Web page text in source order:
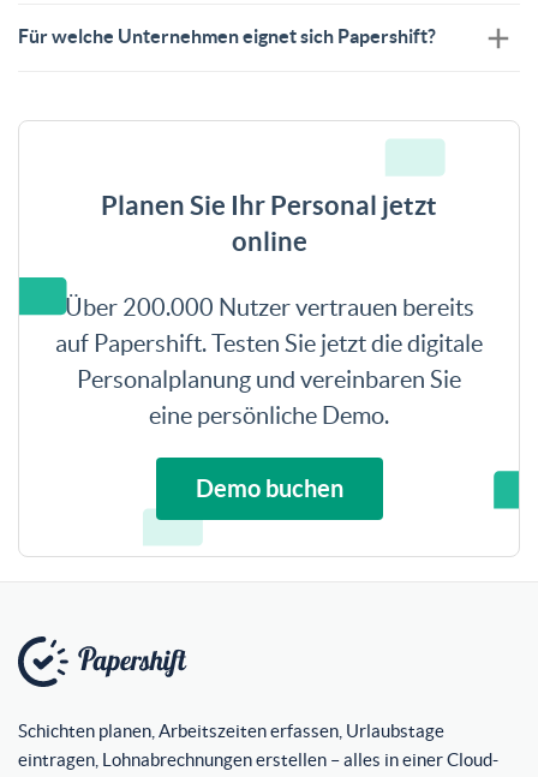
Für welche Unternehmen eignet sich Papershift?
Planen Sie Ihr Personal jetzt
online
Über 200.000 Nutzer vertrauen bereits
auf Papershift. Testen Sie jetzt die digitale
Personalplanung und vereinbaren Sie
eine persönliche Demo.
Demo buchen
Schichten planen, Arbeitszeiten erfassen, Urlaubstage
eintragen, Lohnabrechnungen erstellen – alles in einer Cloud-